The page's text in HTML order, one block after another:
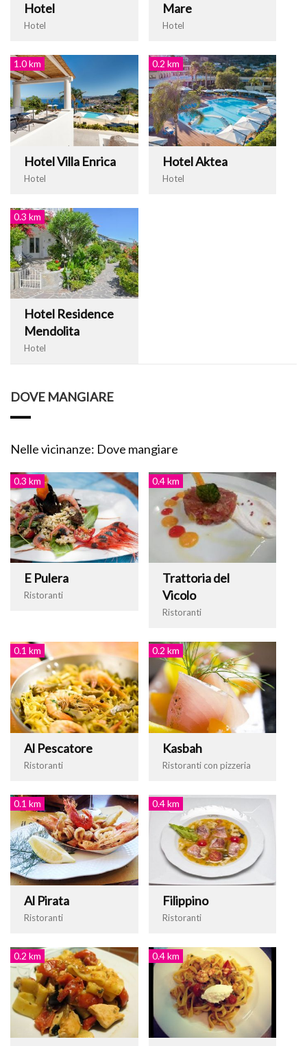
Hotel
Hotel
Mare
Hotel
1.0 km
Hotel Villa Enrica
Hotel
0.2 km
Hotel Aktea
Hotel
0.3 km
Hotel Residence
Mendolita
Hotel
DOVE MANGIARE
Nelle vicinanze: Dove mangiare
0.3 km
E Pulera
Ristoranti
0.4 km
Trattoria del
Vicolo
Ristoranti
0.1 km
Al Pescatore
Ristoranti
0.2 km
Kasbah
Ristoranti con pizzeria
0.1 km
Al Pirata
Ristoranti
0.4 km
Filippino
Ristoranti
0.2 km 0.4 km